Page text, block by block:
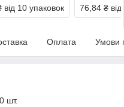
від 10 упаковок 76,84 ₴
Оплата Умови
шт.